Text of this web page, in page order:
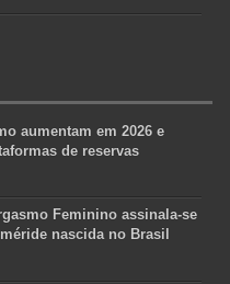
aumentam em 2026 e
de reservas
Feminino assinala-se
nascida no Brasil